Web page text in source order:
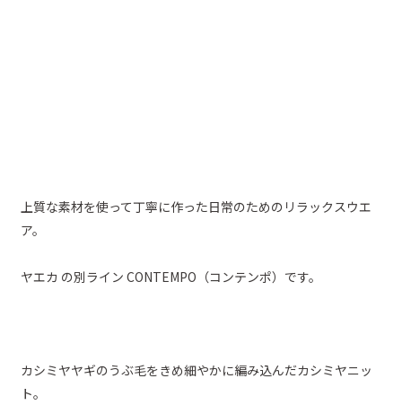
上質な素材を使って丁寧に作った日常のためのリラックスウエ
ア。
ヤエカ の別ライン CONTEMPO（コンテンポ）です。
カシミヤヤギのうぶ毛をきめ細やかに編み込んだカシミヤニッ
ト。